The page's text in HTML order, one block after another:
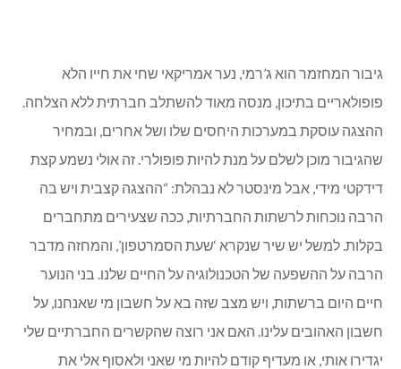
גיבור המחזמר הוא ג’רמי, נער אמריקאי שחי את חייו הלא
פופולאריים בתיכון, מנסה מאוד להשתלב חברתית ללא הצלחה.
ההצגה עוסקת במערכות היחסים שלו ושל אחרים, ובמחיר
שהגיבור מוכן לשלם על מנת להיות פופולרי. זה אולי נשמע קצת
דידקטי מידי, אבל מינסטר לא נבהלת: “ההצגה קצבית ויש בה
הרבה נוכחות לרשתות החברתיות, ככה שצעירים מתחברים
בקלות. למשל יש שיר שנקרא ‘שעת הסמרטפון’, והמחזה מדבר
הרבה על ההשפעה של הטכנולוגיה על החיים שלנו. בני הנוער
חיים היום ברשתות, ויש מצב שזה בא על חשבון מי שאנחנו, על
חשבון האהובים עלינו. האם אני רוצה שהקשרים החברתיים שלי
יגדירו אותי, או מעדיף קודם להיות מי שאני ולאסוף אלי את